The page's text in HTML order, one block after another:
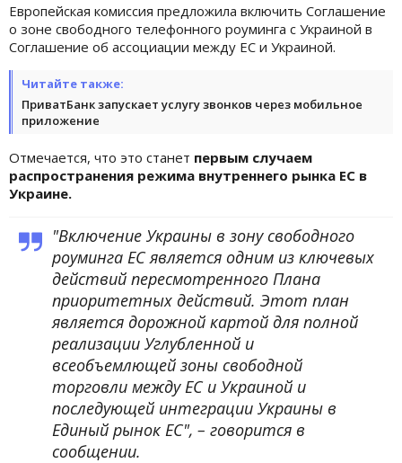
Европейская комиссия предложила включить Соглашение
о зоне свободного телефонного роуминга с Украиной в
Соглашение об ассоциации между ЕС и Украиной.
Читайте также:
ПриватБанк запускает услугу звонков через мобильное
приложение
Отмечается, что это станет первым случаем
распространения режима внутреннего рынка ЕС в
Украине.
"Включение Украины в зону свободного
роуминга ЕС является одним из ключевых
действий пересмотренного Плана
приоритетных действий. Этот план
является дорожной картой для полной
реализации Углубленной и
всеобъемлющей зоны свободной
торговли между ЕС и Украиной и
последующей интеграции Украины в
Единый рынок ЕС", – говорится в
сообщении.